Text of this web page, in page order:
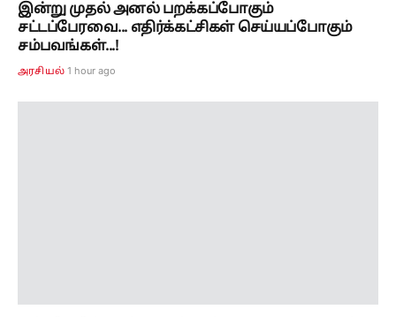
இன்று முதல் அனல் பறக்கப்போகும்
சட்டப்பேரவை... எதிர்க்கட்சிகள் செய்யப்போகும்
சம்பவங்கள்...!
அரசியல் 1 hour ago